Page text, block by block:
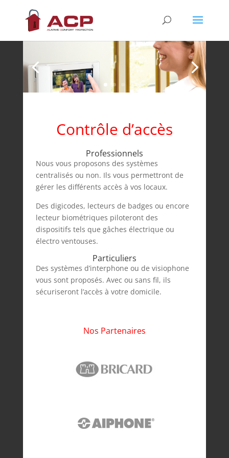
Contrôle d’accès
Professionnels
Nous vous proposons des systèmes
centralisés ou non. Ils vous permettront de
gérer les différents accès à vos locaux.
Des digicodes, lecteurs de badges ou encore
lecteur biométriques piloteront des
dispositifs tels que gâches électrique ou
électro ventouses.
Particuliers
Des systèmes d’interphone ou de visiophone
vous sont proposés. Avec ou sans fil, ils
sécuriseront l’accès à votre domicile.
Nos Partenaires